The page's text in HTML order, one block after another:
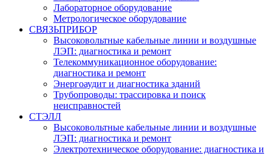
Лабораторное оборудование
Метрологическое оборудование
СВЯЗЬПРИБОР
Высоковольтные кабельные линии и воздушные
ЛЭП: диагностика и ремонт
Телекоммуникационное оборудование:
диагностика и ремонт
Энергоаудит и диагностика зданий
Трубопроводы: трассировка и поиск
неисправностей
СТЭЛЛ
Высоковольтные кабельные линии и воздушные
ЛЭП: диагностика и ремонт
Электротехническое оборудование: диагностика и